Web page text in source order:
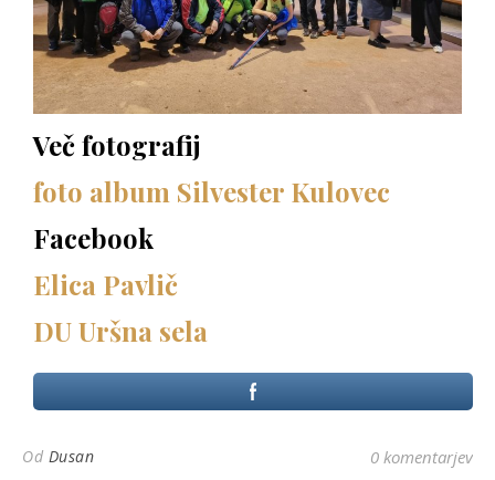
Več fotografij
foto album Silvester Kulovec
Facebook
Elica Pavlič
DU Uršna sela
Od Dusan 0 komentarjev